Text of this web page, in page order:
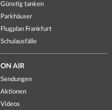
Günstig tanken
Parkhäuser
Flugplan Frankfurt
Schulausfälle
ON AIR
Sendungen
Aktionen
Videos